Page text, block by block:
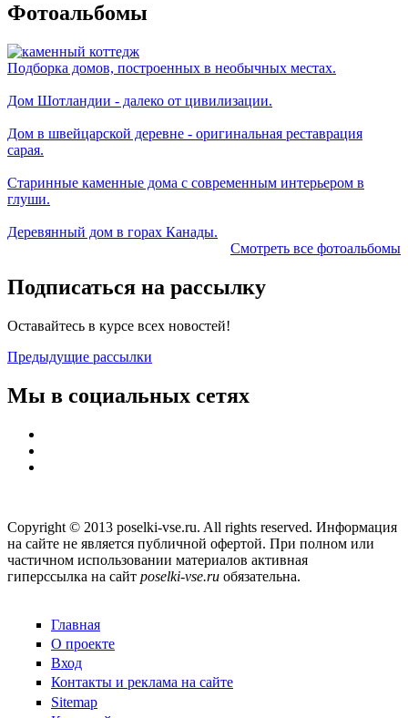
Фотоальбомы
Подборка домов, построенных в необычных местах.
Дом Шотландии - далеко от цивилизации.
Дом в швейцарской деревне - оригинальная реставрация
сарая.
Старинные каменные дома с современным интерьером в
глуши.
Деревянный дом в горах Канады.
Смотреть все фотоальбомы
Подписаться на рассылку
Оставайтесь в курсе всех новостей!
Предыдущие рассылки
Мы в социальных сетях
Copyright © 2013 poselki-vse.ru. All rights reserved. Информация
на сайте не является публичной офертой. При полном или
частичном использовании материалов активная
гиперссылка на сайт poselki-vse.ru​ обязательна.
Главная
О проекте
Вход
Контакты и реклама на сайте
Sitemap